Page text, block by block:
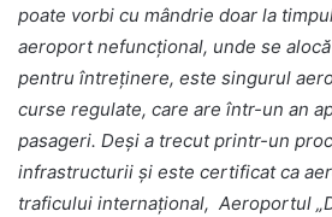
poate vorbi cu mândrie doar la
aeroport nefuncțional, unde se
pentru întreținere, este singurul
curse regulate, care are într-un an
pasageri. Deși a trecut printr-un
infrastructurii și este certificat ca
traficului internaţional, Aeroportul